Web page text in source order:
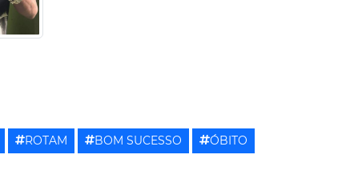
ROTAM BOM SUCESSO ÓBITO